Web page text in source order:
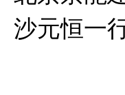
沙元恒一